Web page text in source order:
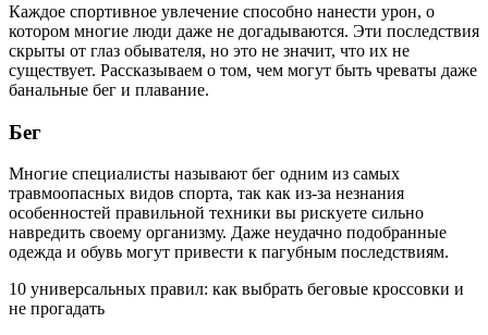
Каждое спортивное увлечение способно нанести урон, о
котором многие люди даже не догадываются. Эти последствия
скрыты от глаз обывателя, но это не значит, что их не
существует. Рассказываем о том, чем могут быть чреваты даже
банальные бег и плавание.
Бег
Многие специалисты называют бег одним из самых
травмоопасных видов спорта, так как из-за незнания
особенностей правильной техники вы рискуете сильно
навредить своему организму. Даже неудачно подобранные
одежда и обувь могут привести к пагубным последствиям.
10 универсальных правил: как выбрать беговые кроссовки и
не прогадать